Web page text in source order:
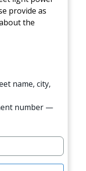
provide as
the
name, city,
number —